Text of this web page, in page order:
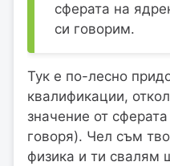
сферата на
си говорим.
Тук е по-лесно
квалификации,
значение от
говоря). Чел съм
физика и ти свалям